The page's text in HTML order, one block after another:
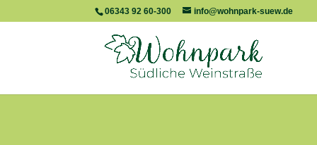
06343 92 60-300 info@wohnpark-suew.de